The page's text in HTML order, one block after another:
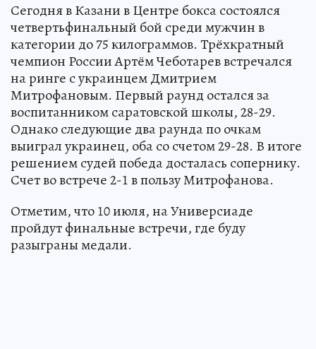
Сегодня в Казани в Центре бокса состоялся
четвертьфинальный бой среди мужчин в
категории до 75 килограммов. Трёхкратный
чемпион России Артём Чеботарев встречался
на ринге с украинцем Дмитрием
Митрофановым. Первый раунд остался за
воспитанником саратовской школы, 28-29.
Однако следующие два раунда по очкам
выиграл украинец, оба со счетом 29-28. В итоге
решением судей победа досталась сопернику.
Счет во встрече 2-1 в пользу Митрофанова.
Отметим, что 10 июля, на Универсиаде
пройдут финальные встречи, где буду
разыграны медали.